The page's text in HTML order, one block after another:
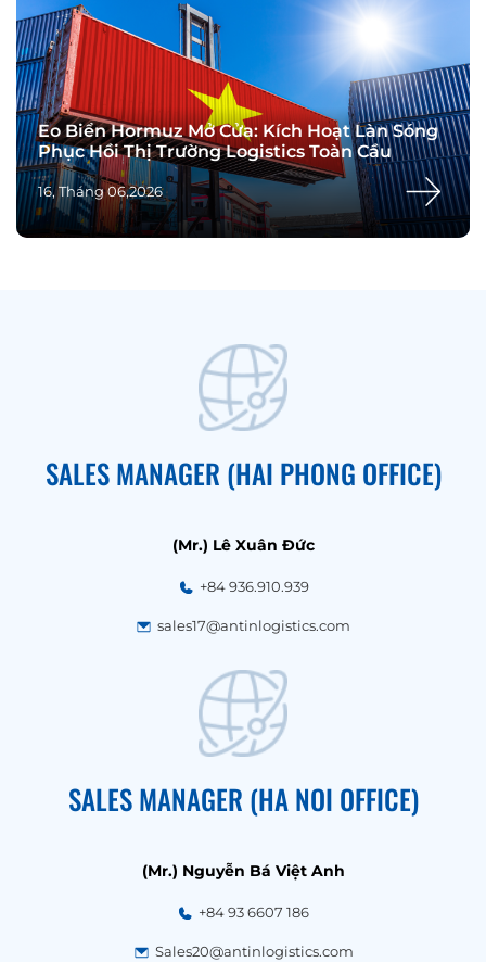
Eo Biển Hormuz Mở Cửa: Kích Hoạt Làn Sóng
Phục Hồi Thị Trường Logistics Toàn Cầu
16, Tháng 06,2026
SALES MANAGER (HAI PHONG OFFICE)
(Mr.) Lê Xuân Đức
+84 936.910.939
sales17@antinlogistics.com
SALES MANAGER (HA NOI OFFICE)
(Mr.) Nguyễn Bá Việt Anh
+84 93 6607 186
Sales20@antinlogistics.com